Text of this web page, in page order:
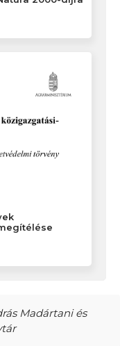
Madártani és